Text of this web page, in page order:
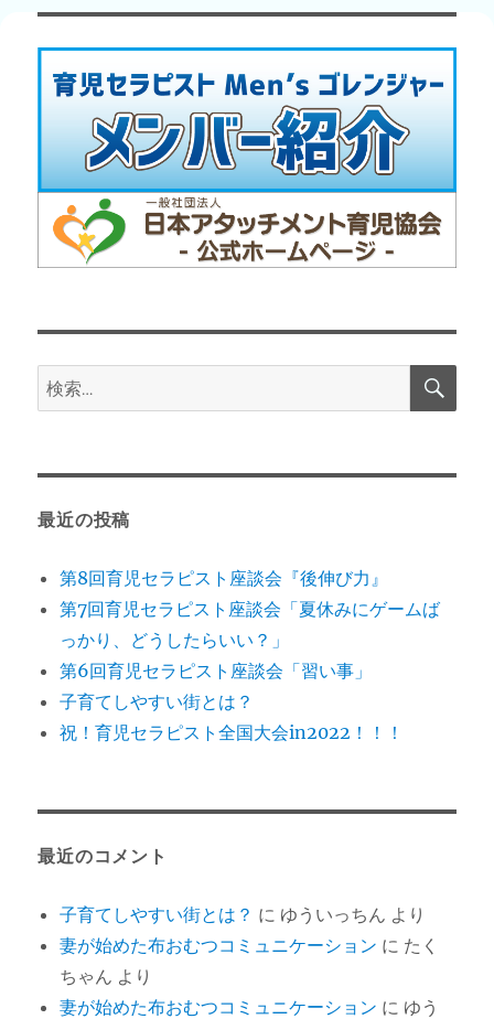
え
幸
の
か
た
ち。
へ
検
索:
検
最近の投稿
第8回育児セラピスト座談会『後伸び力』
第7回育児セラピスト座談会「夏休みにゲームば
っかり、どうしたらいい？」
第6回育児セラピスト座談会「習い事」
子育てしやすい街とは？
祝！育児セラピスト全国大会in2022！！！
最近のコメント
子育てしやすい街とは？ に ゆういっちん より
妻が始めた布おむつコミュニケーション に たく
ちゃん より
妻が始めた布おむつコミュニケーション に ゆう